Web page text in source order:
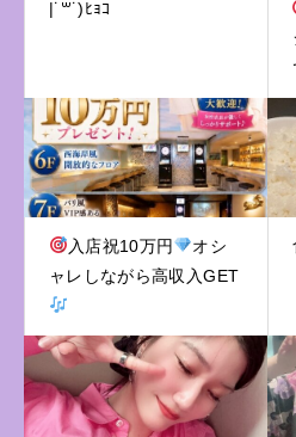
|˙꒳˙)ﾋｮｺ
入店祝10万円
オシ
ャレしながら高収入GET